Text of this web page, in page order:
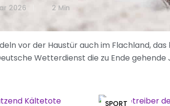
2026 2 Min
vor der Haustür auch im Flachland,
Wetterdienst die zu Ende
SPORT